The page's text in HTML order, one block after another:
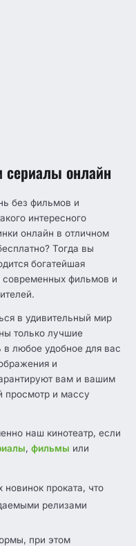
онлайн
без фильмов и
интересного
онлайн в отличном
Тогда вы
богатейшая
современных фильмов и
в удивительный мир
только лучшие
любое удобное для вас
и
вам и вашим
просмотр и массу
наш кинотеатр, если
, фильмы или
проката, что
релизами
при этом